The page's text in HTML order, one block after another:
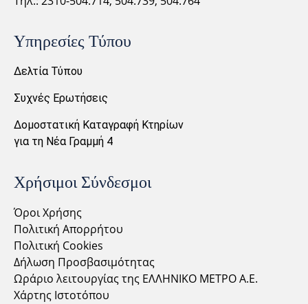
Υπηρεσίες Τύπου
Δελτία Τύπου
Συχνές Ερωτήσεις
Δομοστατική Καταγραφή Κτηρίων
για τη Νέα Γραμμή 4
Χρήσιμοι Σύνδεσμοι
Όροι Χρήσης
Πολιτική Απορρήτου
Πολιτική Cookies
Δήλωση Προσβασιμότητας
Ωράριο λειτουργίας της ΕΛΛΗΝΙΚΟ ΜΕΤΡΟ Α.Ε.
Χάρτης Ιστοτόπου